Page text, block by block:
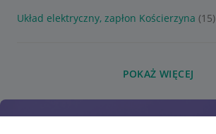
Układ elektryczny, zapłon Kościerzyna (15)
POKAŻ WIĘCEJ